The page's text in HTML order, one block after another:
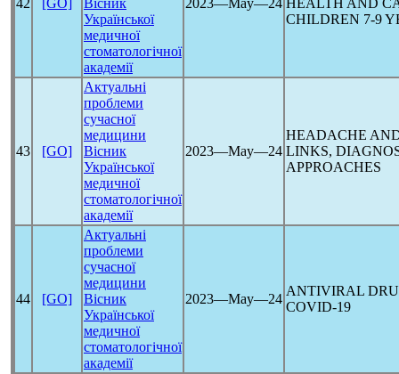
42 [GO]
Вісник
Української
медичної
стоматологічної
академії
2023―May―24 HEALTH AND
CHILDREN 7-9
43 [GO]
Актуальні
проблеми
сучасної
медицини
Вісник
Української
медичної
стоматологічної
академії
2023―May―24
HEADACHE
LINKS,
APPROACHES
44 [GO]
Актуальні
проблеми
сучасної
медицини
Вісник
Української
медичної
стоматологічної
академії
2023―May―24
ANTIVIRAL
COVID-19